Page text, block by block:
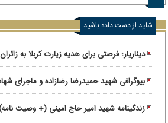
شاید از دست داده باشید
دیناریار؛ فرصتی برای هدیه زیارت کربلا به
بیوگرافی شهید حمیدرضا رضازاده و ماجرای
زندگینامه شهید امیر حاج امینی (+ وصیت